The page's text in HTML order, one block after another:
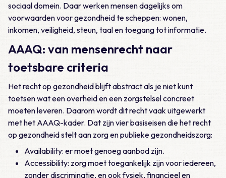
sociaal domein. Daar werken mensen dagelijks om
voorwaarden voor gezondheid te scheppen: wonen,
inkomen, veiligheid, steun, taal en toegang tot informatie.
AAAQ: van mensenrecht naar
toetsbare criteria
Het recht op gezondheid blijft abstract als je niet kunt
toetsen wat een overheid en een zorgstelsel concreet
moeten leveren. Daarom wordt dit recht vaak uitgewerkt
met het AAAQ-kader. Dat zijn vier basiseisen die het recht
op gezondheid stelt aan zorg en publieke gezondheidszorg:
Availability: er moet genoeg aanbod zijn.
Accessibility: zorg moet toegankelijk zijn voor iedereen,
zonder discriminatie, en ook fysiek, financieel en